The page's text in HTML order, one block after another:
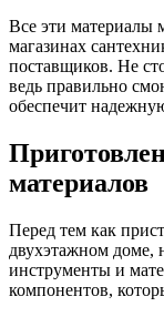
Все эти материалы
магазинах
поставщиков. Не
ведь правильно
обеспечит
материалов
Перед тем как
двухэтажном доме,
инструменты и
компонентов,